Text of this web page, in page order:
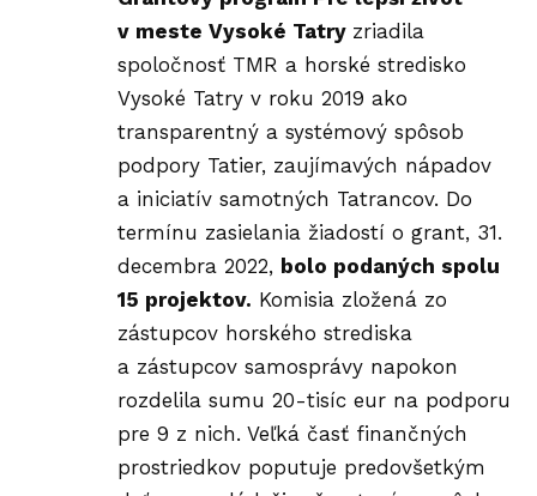
v meste Vysoké Tatry zriadila
spoločnosť TMR a horské stredisko
Vysoké Tatry v roku 2019 ako
transparentný a systémový spôsob
podpory Tatier, zaujímavých nápadov
a iniciatív samotných Tatrancov. Do
termínu zasielania žiadostí o grant, 31.
decembra 2022, bolo podaných spolu
15 projektov. Komisia zložená zo
zástupcov horského strediska
a zástupcov samosprávy napokon
rozdelila sumu 20-tisíc eur na podporu
pre 9 z nich. Veľká časť finančných
prostriedkov poputuje predovšetkým